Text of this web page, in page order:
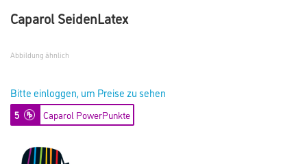
Caparol SeidenLatex
Abbildung ähnlich
Bitte einloggen, um Preise zu sehen
5 Caparol PowerPunkte